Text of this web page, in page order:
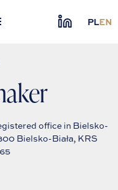
PLEN
office in Bielsko-
Bielsko-Biała, KRS